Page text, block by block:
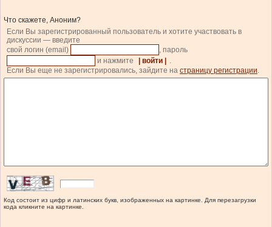
Что скажете, Аноним?
Если Вы зарегистрированный пользователь и хотите участвовать в
дискуссии — введите
свой логин (email)
, пароль
и нажмите
| войти |
Если Вы еще не зарегистрировались, зайдите на страницу регистрации
Код состоит из цифр и латинских букв, изображенных на картинке. Для перезагрузки
кода кликните на картинке.